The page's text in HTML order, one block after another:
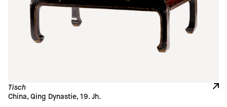
Tisch
China, Qing Dynastie, 19. Jh.